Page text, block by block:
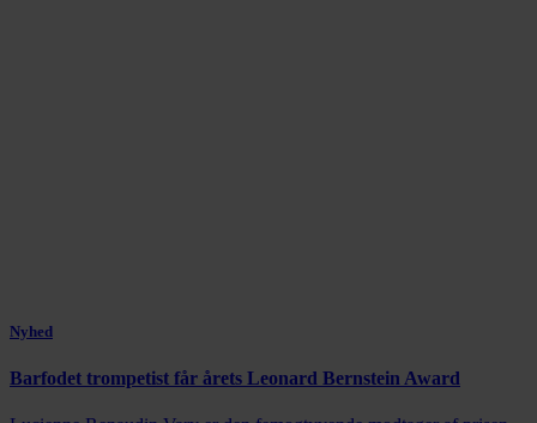
Nyhed
Barfodet trompetist får årets Leonard Bernstein Award